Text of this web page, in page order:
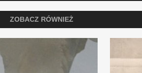
ZOBACZ RÓWNIEŻ